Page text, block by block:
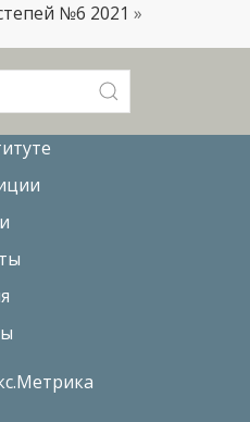
№6 2021 »